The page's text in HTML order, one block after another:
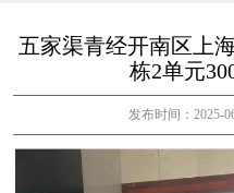
五家渠青经开南区上
栋2单元
发布时间：